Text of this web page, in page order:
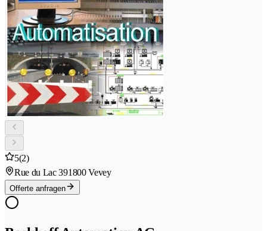
5(2)
Rue du Lac 391800 Vevey
Offerte anfragen